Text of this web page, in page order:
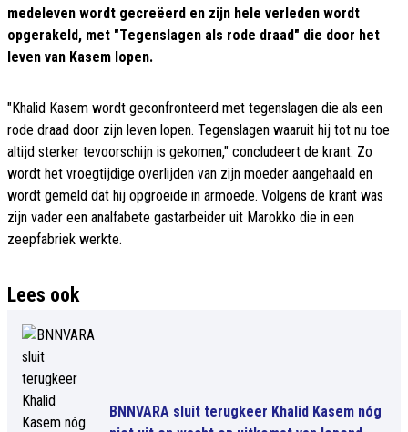
medeleven wordt gecreëerd en zijn hele verleden wordt
opgerakeld, met "Tegenslagen als rode draad" die door het
leven van Kasem lopen.
"Khalid Kasem wordt geconfronteerd met tegenslagen die als een
rode draad door zijn leven lopen. Tegenslagen waaruit hij tot nu toe
altijd sterker tevoorschijn is gekomen," concludeert de krant. Zo
wordt het vroegtijdige overlijden van zijn moeder aangehaald en
wordt gemeld dat hij opgroeide in armoede. Volgens de krant was
zijn vader een analfabete gastarbeider uit Marokko die in een
zeepfabriek werkte.
Lees ook
BNNVARA sluit terugkeer Khalid Kasem nóg